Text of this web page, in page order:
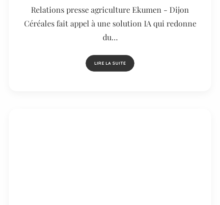
Relations presse agriculture Ekumen - Dijon
Céréales fait appel à une solution IA qui redonne
du…
LIRE LA SUITE